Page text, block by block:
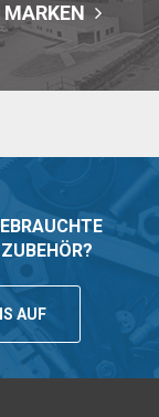
MARKEN
AUF